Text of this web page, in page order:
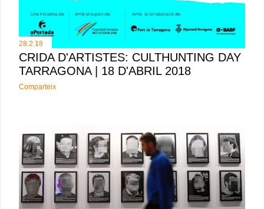
28.2.18
CRIDA D'ARTISTES: CULTHUNTING DAY
TARRAGONA | 18 D'ABRIL 2018
Comparteix